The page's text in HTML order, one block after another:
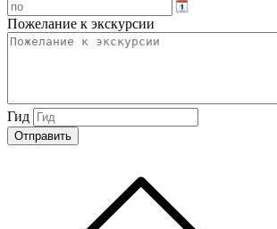
Пожелание к экскурсии
Гид